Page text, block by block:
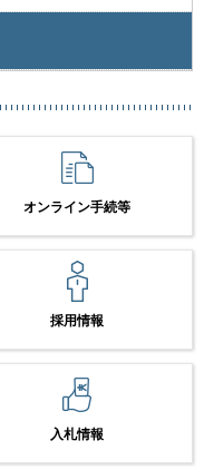
オンライン手続等
採用情報
入札情報